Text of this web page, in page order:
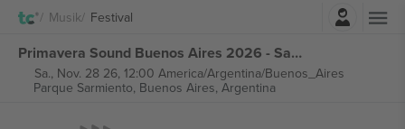
Musik Festival
Primavera Sound Buenos Aires 2026 - Saturday Ticket tickets
Sa., Nov. 28 26, 12:00 America/Argentina/Buenos_Aires
Parque Sarmiento, Buenos Aires, Argentina